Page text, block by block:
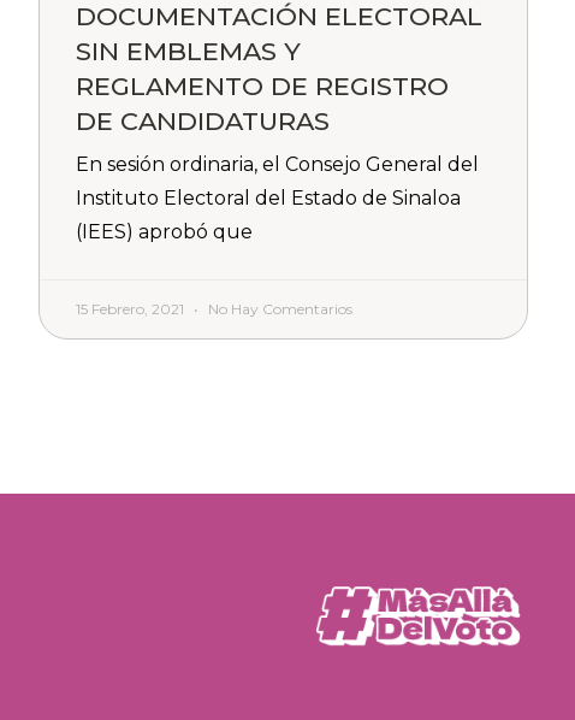
DOCUMENTACIÓN ELECTORAL
SIN EMBLEMAS Y
REGLAMENTO DE REGISTRO
DE CANDIDATURAS
En sesión ordinaria, el Consejo General del
Instituto Electoral del Estado de Sinaloa
(IEES) aprobó que
15 Febrero, 2021 No Hay Comentarios